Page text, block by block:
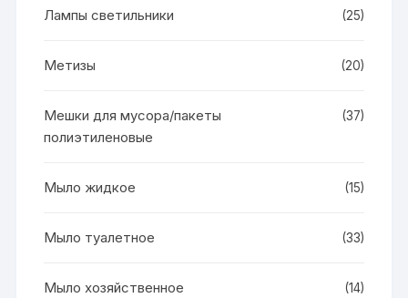
Лампы светильники (25)
Метизы (20)
Мешки для мусора/пакеты
полиэтиленовые
(37)
Мыло жидкое (15)
Мыло туалетное (33)
Мыло хозяйственное (14)